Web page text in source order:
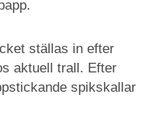
ställas in efter
aktuell trall. Efter
spikskallar